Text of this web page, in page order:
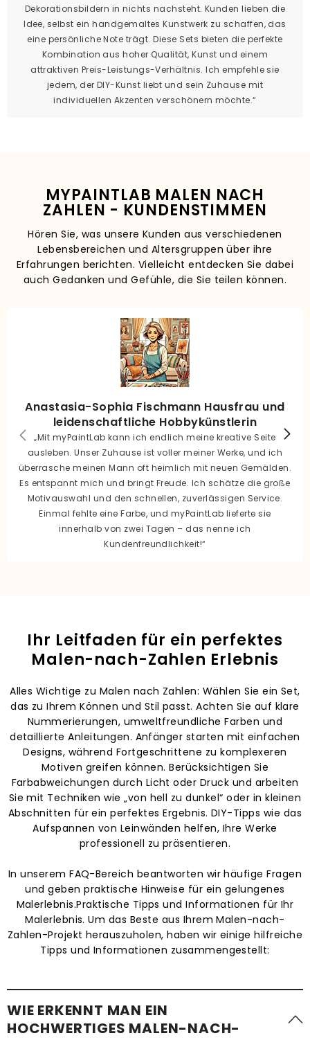
Dekorationsbildern in nichts nachsteht. Kunden lieben die
Idee, selbst ein handgemaltes Kunstwerk zu schaffen, das
eine persönliche Note trägt. Diese Sets bieten die perfekte
Kombination aus hoher Qualität, Kunst und einem
attraktiven Preis-Leistungs-Verhältnis. Ich empfehle sie
jedem, der DIY-Kunst liebt und sein Zuhause mit
individuellen Akzenten verschönern möchte.“
MYPAINTLAB MALEN NACH
ZAHLEN - KUNDENSTIMMEN
Hören Sie, was unsere Kunden aus verschiedenen
Lebensbereichen und Altersgruppen über ihre
Erfahrungen berichten. Vielleicht entdecken Sie dabei
auch Gedanken und Gefühle, die Sie teilen können.
Anastasia-Sophia Fischmann Hausfrau und
leidenschaftliche Hobbykünstlerin
„Mit myPaintLab kann ich endlich meine kreative Seite
ausleben. Unser Zuhause ist voller meiner Werke, und ich
überrasche meinen Mann oft heimlich mit neuen Gemälden.
Es entspannt mich und bringt Freude. Ich schätze die große
Motivauswahl und den schnellen, zuverlässigen Service.
Einmal fehlte eine Farbe, und myPaintLab lieferte sie
innerhalb von zwei Tagen – das nenne ich
Kundenfreundlichkeit!“
Ihr Leitfaden für ein perfektes
Malen-nach-Zahlen Erlebnis
Alles Wichtige zu Malen nach Zahlen: Wählen Sie ein Set,
das zu Ihrem Können und Stil passt. Achten Sie auf klare
Nummerierungen, umweltfreundliche Farben und
detaillierte Anleitungen. Anfänger starten mit einfachen
Designs, während Fortgeschrittene zu komplexeren
Motiven greifen können. Berücksichtigen Sie
Farbabweichungen durch Licht oder Druck und arbeiten
Sie mit Techniken wie „von hell zu dunkel“ oder in kleinen
Abschnitten für ein perfektes Ergebnis. DIY-Tipps wie das
Aufspannen von Leinwänden helfen, Ihre Werke
professionell zu präsentieren.
In unserem FAQ-Bereich beantworten wir häufige Fragen
und geben praktische Hinweise für ein gelungenes
Malerlebnis.Praktische Tipps und Informationen für Ihr
Malerlebnis. Um das Beste aus Ihrem Malen-nach-
Zahlen-Projekt herauszuholen, haben wir einige hilfreiche
Tipps und Informationen zusammengestellt:
WIE ERKENNT MAN EIN
HOCHWERTIGES MALEN-NACH-